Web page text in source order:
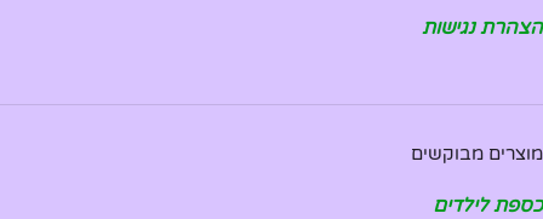
הצהרת נגישות
מוצרים מבוקשים
כספת לילדים